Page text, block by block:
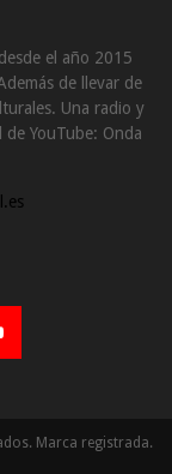
el año 2015
de llevar de
Una radio y
YouTube: Onda
Marca registrada.